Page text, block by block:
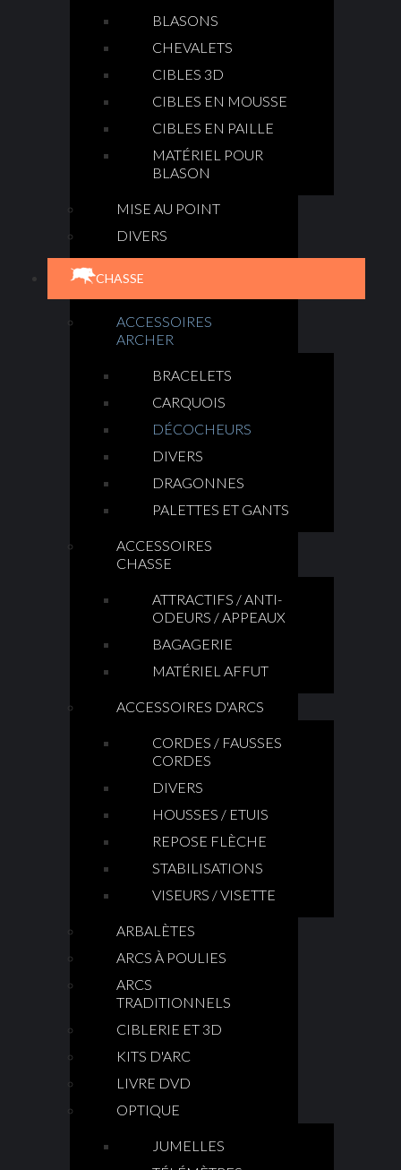
BLASONS
CHEVALETS
CIBLES 3D
CIBLES EN MOUSSE
CIBLES EN PAILLE
MATÉRIEL POUR
BLASON
MISE AU POINT
DIVERS
CHASSE
ACCESSOIRES
ARCHER
BRACELETS
CARQUOIS
DÉCOCHEURS
DIVERS
DRAGONNES
PALETTES ET GANTS
ACCESSOIRES
CHASSE
ATTRACTIFS / ANTI-
ODEURS / APPEAUX
BAGAGERIE
MATÉRIEL AFFUT
ACCESSOIRES D'ARCS
CORDES / FAUSSES
CORDES
DIVERS
HOUSSES / ETUIS
REPOSE FLÈCHE
STABILISATIONS
VISEURS / VISETTE
ARBALÈTES
ARCS À POULIES
ARCS
TRADITIONNELS
CIBLERIE ET 3D
KITS D'ARC
LIVRE DVD
OPTIQUE
JUMELLES